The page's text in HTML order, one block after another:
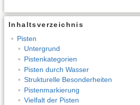
Inhaltsverzeichnis
Pisten
Untergrund
Pistenkategorien
Pisten durch Wasser
Strukturelle Besonderheiten
Pistenmarkierung
Vielfalt der Pisten